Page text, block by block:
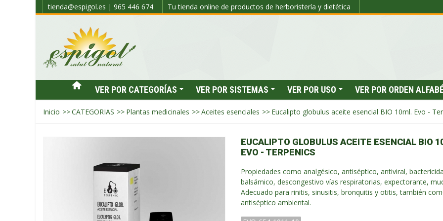
tienda@espigol.es | 965 446 674 Tu tienda online de productos de herboristería y dietética
VER POR CATEGORÍAS VER POR SISTEMAS VER POR USO VER POR ORDEN
Inicio >>CATEGORIAS >> Plantas medicinales >>Aceites esenciales >> Eucalipto globulus aceite esencial BIO 10ml. Evo -
EUCALIPTO GLOBULUS ACEITE ESENCIAL BIO
EVO - TERPENICS
Propiedades como analgésico, antiséptico, antiviral,
balsámico, descongestivo vías respiratorias, expectorante,
Adecuado para rinitis, sinusitis, bronquitis y otitis, también
antiséptico ambiental.